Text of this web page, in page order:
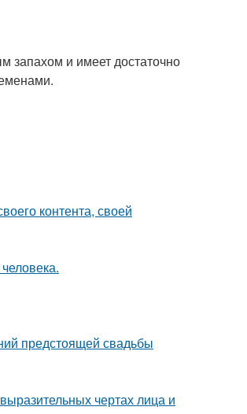
запахом и имеет достаточно
контента, своей
предстоящей свадьбы
чертах лица и